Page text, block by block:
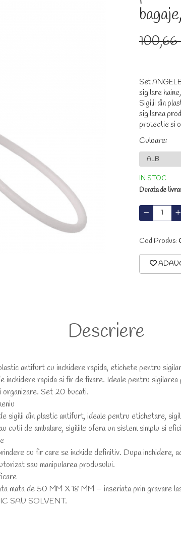
100,66
Set
sigilare
Sigilii din
sigilarea
protectie si
Culoare:
IN STOC
Durata de
Cod Produs:
Descriere
antifurt cu inchidere rapida, etichete pentru sigilare
inchidere rapida si fir de fixare. Ideale pentru
Set 20 bucati.
din plastic antifurt, ideale pentru etichetare,
cutii de ambalare, sigiliile ofera un sistem simplu si
cu fir care se inchide definitiv. Dupa inchidere,
sau manipularea produsului.
mata de 50 MM X 18 MM – inseriata prin gravare
SAU SOLVENT.